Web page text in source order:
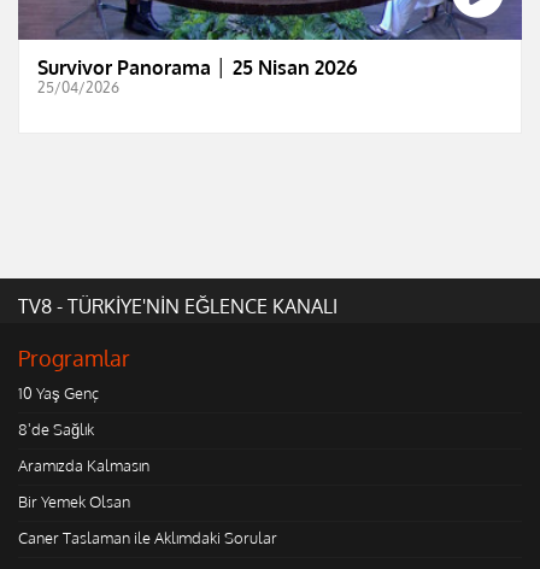
Survivor Panorama │ 25 Nisan 2026
25/04/2026
TV8 - TÜRKİYE'NİN EĞLENCE KANALI
Programlar
10 Yaş Genç
8'de Sağlık
Aramızda Kalmasın
Bir Yemek Olsan
Caner Taslaman ile Aklımdaki Sorular